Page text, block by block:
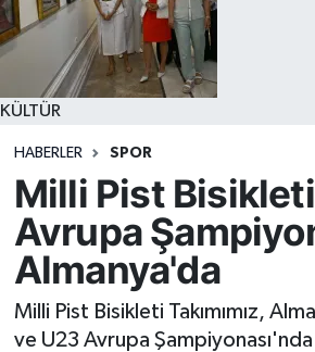
KÜLTÜR
HABERLER SPOR
Milli Pist Bisikleti
Avrupa
Almanya'da
Milli Pist Bisikleti Takımımız,
ve U23 Avrupa